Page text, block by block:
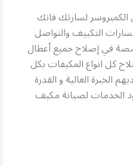
لسارتك فانك
التكييف والتواصل
في إصلاح جميع أعطال
كل انواع المكيفات بكل
الخبرة العالية و القدرة
الخدمات لصيانة مكيف